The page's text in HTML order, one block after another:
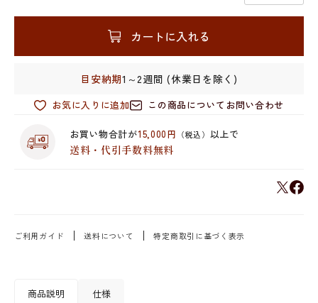
カートに入れる
目安納期1～2週間 (休業日を除く)
お気に入りに追加 この商品についてお問い合わせ
お買い物合計が15,000円 （税込） 以上で
送料・代引手数料無料
ご利用ガイド 送料について 特定商取引に基づく表示
商品説明 仕様